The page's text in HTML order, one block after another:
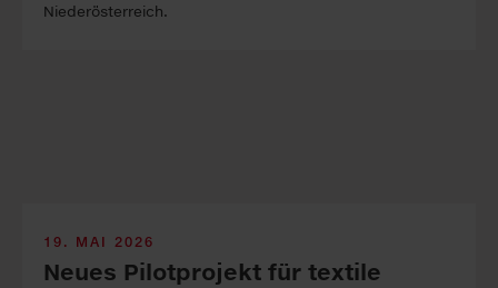
Niederösterreich.
19. MAI 2026
Neu­es Pilot­pro­jekt für tex­tile